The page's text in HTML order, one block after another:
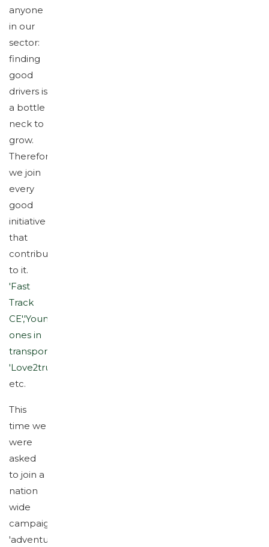
anyone
in our
sector:
finding
good
drivers is
a bottle
neck to
grow.
Therefore
we join
every
good
initiative
that
contributes
to it.
'Fast
Track
CE','Young
ones in
transport'
'Love2truck'
etc.
This
time we
were
asked
to join a
nation
wide
campaign
'adventurous